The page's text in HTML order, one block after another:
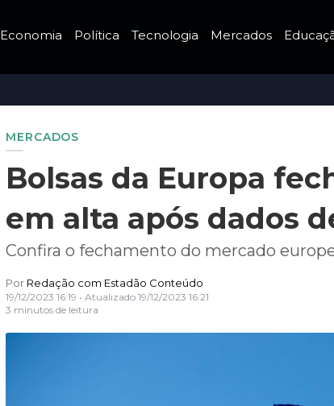
Economia Política Tecnologia Mercados
MERCADOS
Bolsas da Europa
em alta após dados
Confira o fechamento do mercado
Por Redação com Estadão Conteúdo
19/12/2023 16:19 • Atualizado 19/12/2023 16:21
3 minutos de leitura